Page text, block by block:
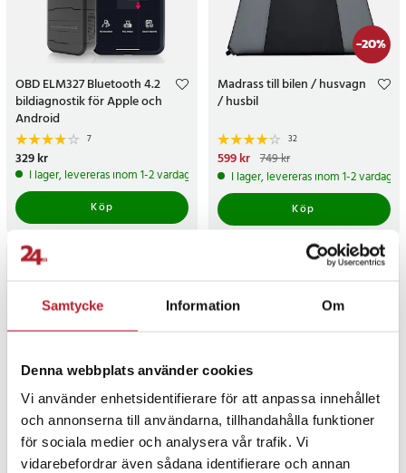
Samtycke Information Om
Denna webbplats använder cookies
Vi använder enhetsidentifierare för att anpassa innehållet
och annonserna till användarna, tillhandahålla funktioner
för sociala medier och analysera vår trafik. Vi
vidarebefordrar även sådana identifierare och annan
OBD ELM327 Bluetooth 4.2
bildiagnostik för Apple och
Android
7
Pris:329 kr
329 kr
I lager, levereras inom 1-2 vardagar
Köp
-20%
Madrass till bilen / husvagn
/ husbil
32
Nuvarande pris
pris:749 kr
599 kr 749 kr
I lager, levereras inom 1-2 vardagar
Köp
Fällbart bilnyckelskal för
Volvo, 5 knappar /
Kromfärgad sidopanel till
BMW X3 / X4 – ersätter